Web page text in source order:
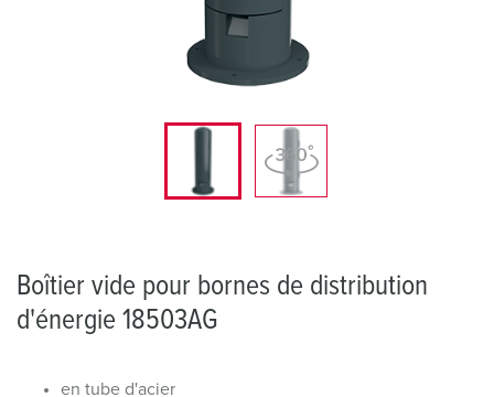
Boîtier vide pour bornes de distribution
d'énergie 18503AG
en tube d'acier